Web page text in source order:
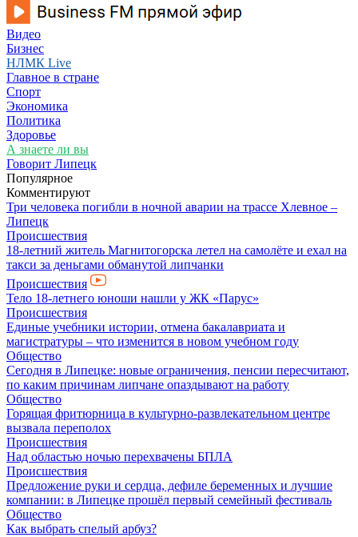
Видео
Бизнес
НЛМК Live
Главное в стране
Спорт
Экономика
Политика
Здоровье
А знаете ли вы
Говорит Липецк
Популярное
Комментируют
Три человека погибли в ночной аварии на трассе Хлевное –
Липецк
Происшествия
18-летний житель Магнитогорска летел на самолёте и ехал на
такси за деньгами обманутой липчанки
Происшествия
Тело 18-летнего юноши нашли у ЖК «Парус»
Происшествия
Единые учебники истории, отмена бакалавриата и
магистратуры – что изменится в новом учебном году
Общество
Сегодня в Липецке: новые ограничения, пенсии пересчитают,
по каким причинам липчане опаздывают на работу
Общество
Горящая фритюрница в культурно-развлекательном центре
вызвала переполох
Происшествия
Над областью ночью перехвачены БПЛА
Происшествия
Предложение руки и сердца, дефиле беременных и лучшие
компании: в Липецке прошёл первый семейный фестиваль
Общество
Как выбрать спелый арбуз?